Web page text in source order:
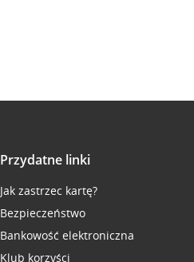
Przydatne linki
Jak zastrzec kartę?
Bezpieczeństwo
Bankowość elektroniczna
Klub korzyści